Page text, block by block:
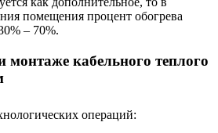
помещения процент обогрева
– 70%.
монтаже кабельного теплого
операций: